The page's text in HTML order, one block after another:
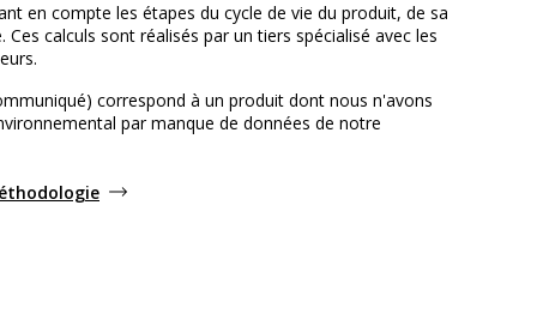
en compte les étapes du cycle de vie du produit, de sa
calculs sont réalisés par un tiers spécialisé avec les
correspond à un produit dont nous n'avons
par manque de données de notre